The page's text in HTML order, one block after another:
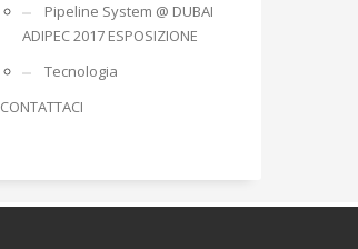
Pipeline System @ DUBAI
ADIPEC 2017 ESPOSIZIONE
Tecnologia
CONTATTACI